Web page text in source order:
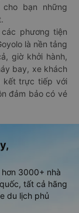
bạn những
phương tiện
là nền tảng
giờ khởi hành,
bay, xe khách
kết trực tiếp với
đảm bảo có vé
3000+ nhà
tất cả hãng
du lịch phủ